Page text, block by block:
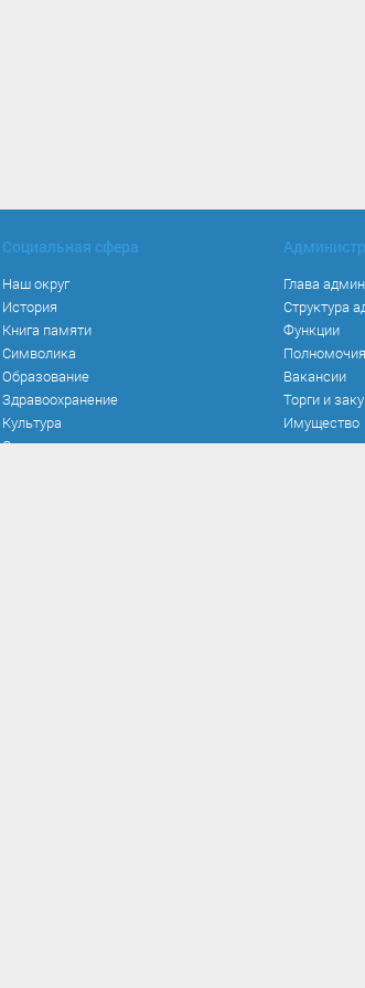
Социальная сфера
Наш округ
История
Книга памяти
Символика
Образование
Здравоохранение
Культура
Спорт
Глава
Структура
Функции
Полномочия
Вакансии
Торги и
Имущество